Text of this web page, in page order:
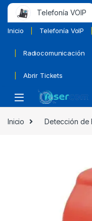
Telefonía VOIP
Inicio Telefonía VoIP
Radiocomunicación
Abrir Tickets
Inicio Detección de